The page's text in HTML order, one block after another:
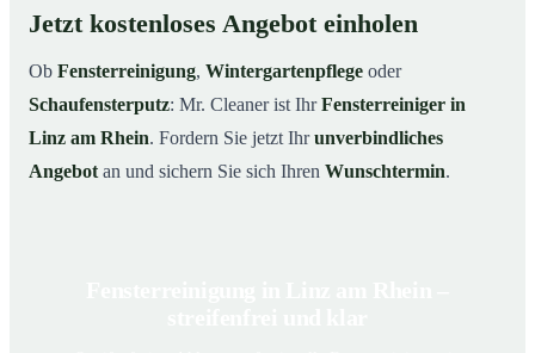
Jetzt kostenloses Angebot einholen
Ob Fensterreinigung, Wintergartenpflege oder
Schaufensterputz: Mr. Cleaner ist IhrFensterreiniger in
Linz am Rhein. Fordern Sie jetzt Ihrunverbindliches
Angebot an und sichern Sie sich Ihren Wunschtermin.